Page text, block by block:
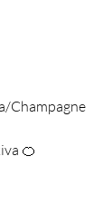
Champagne
🍊